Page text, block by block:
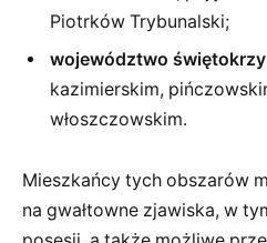
Piotrków Trybunalski;
województwo
kazimierskim,
włoszczowskim.
Mieszkańcy tych obszarów
na gwałtowne zjawiska, w